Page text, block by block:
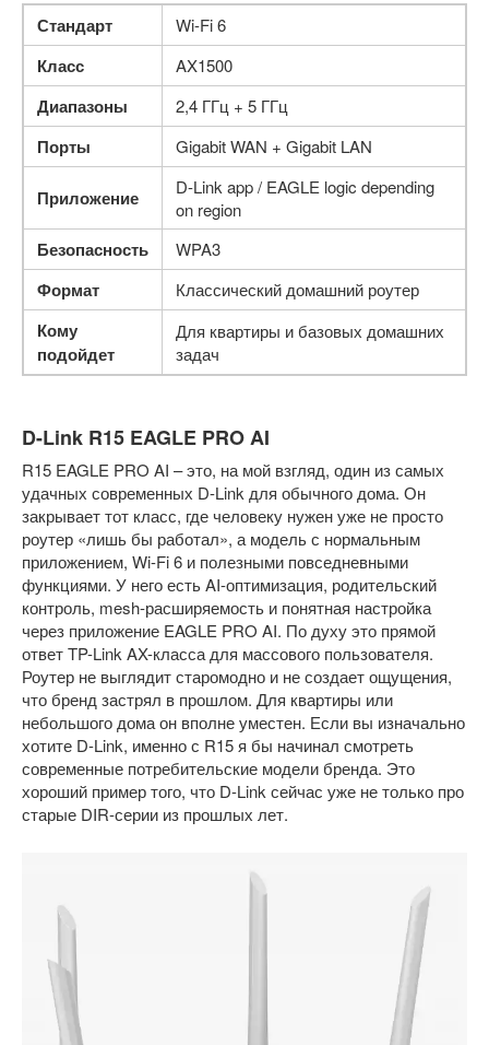
Стандарт Wi-Fi 6
Класс AX1500
Диапазоны 2,4 ГГц + 5 ГГц
Порты Gigabit WAN + Gigabit LAN
Приложение
D-Link app / EAGLE logic depending
on region
Безопасность WPA3
Формат Классический домашний роутер
Кому
подойдет
Для квартиры и базовых домашних
задач
D-Link R15 EAGLE PRO AI
R15 EAGLE PRO AI – это, на мой взгляд, один из самых
удачных современных D-Link для обычного дома. Он
закрывает тот класс, где человеку нужен уже не просто
роутер «лишь бы работал», а модель с нормальным
приложением, Wi-Fi 6 и полезными повседневными
функциями. У него есть AI-оптимизация, родительский
контроль, mesh-расширяемость и понятная настройка
через приложение EAGLE PRO AI. По духу это прямой
ответ TP-Link AX-класса для массового пользователя.
Роутер не выглядит старомодно и не создает ощущения,
что бренд застрял в прошлом. Для квартиры или
небольшого дома он вполне уместен. Если вы изначально
хотите D-Link, именно с R15 я бы начинал смотреть
современные потребительские модели бренда. Это
хороший пример того, что D-Link сейчас уже не только про
старые DIR-серии из прошлых лет.